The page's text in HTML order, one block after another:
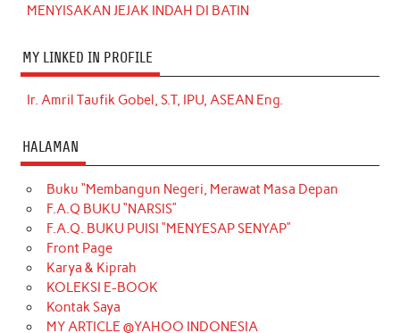
MENYISAKAN JEJAK INDAH DI BATIN
MY LINKED IN PROFILE
Ir. Amril Taufik Gobel, S.T, IPU, ASEAN Eng.
HALAMAN
Buku “Membangun Negeri, Merawat Masa Depan
F.A.Q BUKU “NARSIS”
F.A.Q. BUKU PUISI “MENYESAP SENYAP”
Front Page
Karya & Kiprah
KOLEKSI E-BOOK
Kontak Saya
MY ARTICLE @YAHOO INDONESIA